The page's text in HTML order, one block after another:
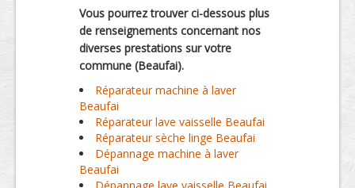
Vous pourrez trouver ci-dessous plus
de renseignements concernant nos
diverses prestations sur votre
commune (Beaufai).
Réparateur machine à laver
Beaufai
Réparateur lave vaisselle Beaufai
Réparateur sèche linge Beaufai
Dépannage machine à laver
Beaufai